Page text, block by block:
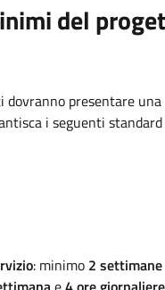
del
dovranno presentare
i seguenti
: minimo 2